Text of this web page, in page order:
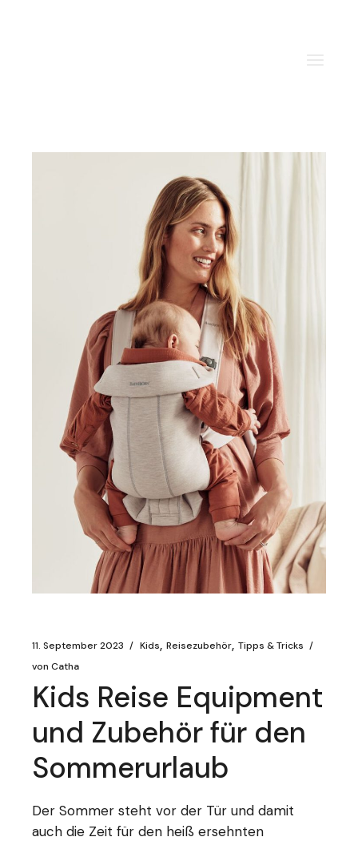
11. September 2023 Kids Reisezubehör Tipps & Tricks
von Catha
Kids Reise Equipment
und Zubehör für den
Sommerurlaub
Der Sommer steht vor der Tür und damit
auch die Zeit für den heiß ersehnten